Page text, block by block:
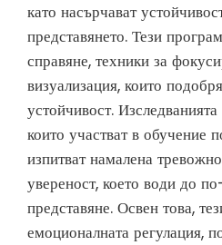
като насърчават
представянето. Тези
справяне, техники за
визуализация, които
устойчивост. Изследванията
които участват в обучение
изпитват намалена
увереност, което води до
представяне. Освен това,
емоционалната регулация,